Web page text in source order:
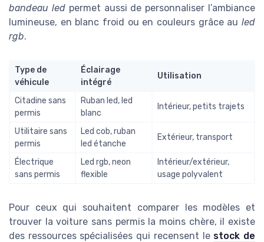
bandeau ledpermet aussi de personnaliser l’ambiance
lumineuse, en blanc froid ou en couleurs grâce au led
rgb.
Type de
véhicule
Éclairage
intégré
Utilisation
Citadine sans
permis
Ruban led, led
blanc
Intérieur, petits trajets
Utilitaire sans
permis
Led cob, ruban
led étanche
Extérieur, transport
Électrique
sans permis
Led rgb, neon
flexible
Intérieur/extérieur,
usage polyvalent
Pour ceux qui souhaitent comparer les modèles et
trouver la voiture sans permis la moins chère, il existe
des ressources spécialisées qui recensent le stock de